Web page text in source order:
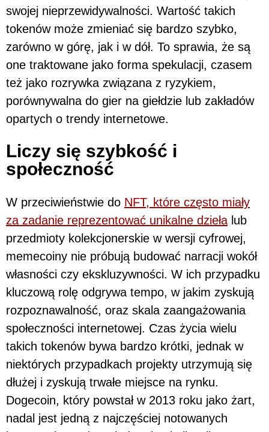
swojej nieprzewidywalności. Wartość takich
tokenów może zmieniać się bardzo szybko,
zarówno w górę, jak i w dół. To sprawia, że są
one traktowane jako forma spekulacji, czasem
też jako rozrywka związana z ryzykiem,
porównywalna do gier na giełdzie lub zakładów
opartych o trendy internetowe.
Liczy się szybkość i
społeczność
W przeciwieństwie do NFT, które często miały
za zadanie reprezentować unikalne dzieła lub
przedmioty kolekcjonerskie w wersji cyfrowej,
memecoiny nie próbują budować narracji wokół
własności czy ekskluzywności. W ich przypadku
kluczową rolę odgrywa tempo, w jakim zyskują
rozpoznawalność, oraz skala zaangażowania
społeczności internetowej. Czas życia wielu
takich tokenów bywa bardzo krótki, jednak w
niektórych przypadkach projekty utrzymują się
dłużej i zyskują trwałe miejsce na rynku.
Dogecoin, który powstał w 2013 roku jako żart,
nadal jest jedną z najczęściej notowanych